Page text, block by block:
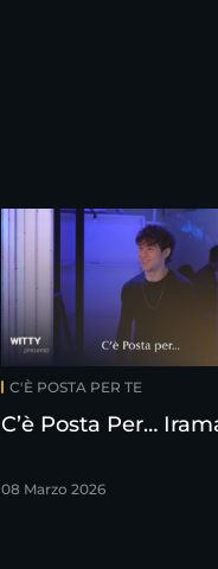
C'È POSTA PER TE
C’è Posta Per…
08 Marzo 2026